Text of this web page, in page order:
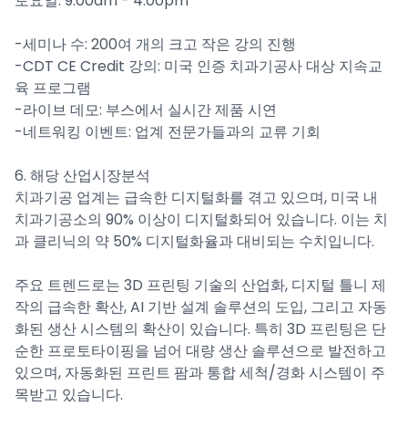
-세미나 수: 200여 개의 크고 작은 강의 진행
-CDT CE Credit 강의: 미국 인증 치과기공사 대상 지속교
육 프로그램
-라이브 데모: 부스에서 실시간 제품 시연
-네트워킹 이벤트: 업계 전문가들과의 교류 기회
6. 해당 산업시장분석
치과기공 업계는 급속한 디지털화를 겪고 있으며, 미국 내
치과기공소의 90% 이상이 디지털화되어 있습니다. 이는 치
과 클리닉의 약 50% 디지털화율과 대비되는 수치입니다.
주요 트렌드로는 3D 프린팅 기술의 산업화, 디지털 틀니 제
작의 급속한 확산, AI 기반 설계 솔루션의 도입, 그리고 자동
화된 생산 시스템의 확산이 있습니다. 특히 3D 프린팅은 단
순한 프로토타이핑을 넘어 대량 생산 솔루션으로 발전하고
있으며, 자동화된 프린트 팜과 통합 세척/경화 시스템이 주
목받고 있습니다.